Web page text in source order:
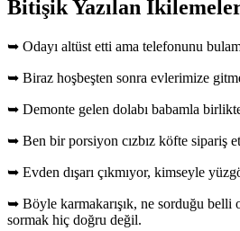
Bitişik Yazılan
➥ Odayı altüst etti ama telefonunu
➥ Biraz hoşbeşten sonra evlerimize
➥ Demonte gelen dolabı babamla
➥ Ben bir porsiyon cızbız köfte sipariş
➥ Evden dışarı çıkmıyor, kimseyle
➥ Böyle karmakarışık, ne sorduğu belli
sormak hiç doğru değil.